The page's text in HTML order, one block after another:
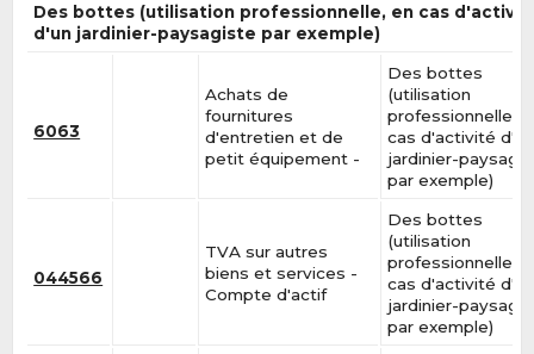
Des bottes (utilisation professionnelle, en cas
d'un jardinier-paysagiste par exemple)
6063
Achats de
fournitures
d'entretien et de
petit équipement -
Des bottes
(utilisation
professionnelle,
cas d'activité d'un
jardinier-
par exemple)
044566
TVA sur autres
biens et services -
Compte d'actif
Des bottes
(utilisation
professionnelle,
cas d'activité d'un
jardinier-
par exemple)